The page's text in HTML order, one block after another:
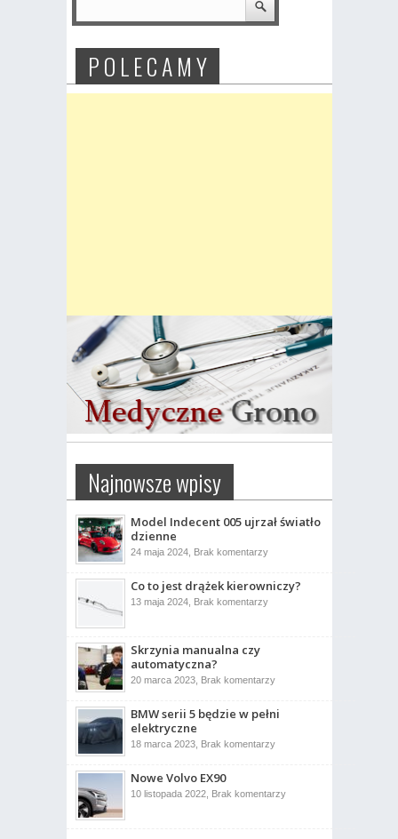
P O L E C A M Y
Najnowsze wpisy
Model Indecent 005 ujrzał światło
dzienne
24 maja 2024, Brak komentarzydo
005
ujrzał
światło
Co to jest drążek kierowniczy?
13 maja 2024, Brak komentarzydo
Skrzynia manualna czy
automatyczna?
20 marca 2023, Brak komentarzydo
czy
automatyczna?
BMW serii 5 będzie w pełni
elektryczne
18 marca 2023, Brak komentarzydo
w
Nowe Volvo EX90
10 listopada 2022, Brak komentarzydo